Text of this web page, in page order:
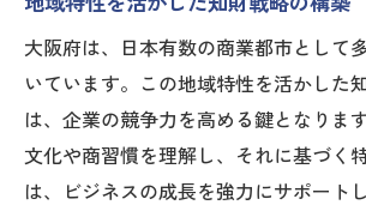
大阪府は、日本有数の商業都市として
いています。この地域特性を活かした
は、企業の競争力を高める鍵となりま
文化や商習慣を理解し、それに基づく
は、ビジネスの成長を強力にサポート